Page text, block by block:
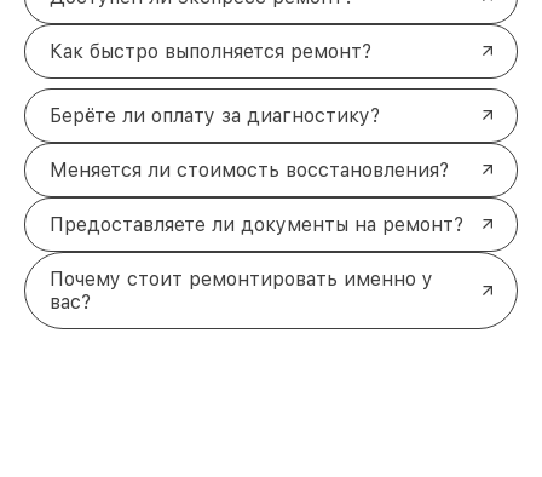
Как быстро выполняется ремонт?
Берёте ли оплату за диагностику?
Меняется ли стоимость восстановления?
Предоставляете ли документы на ремонт?
Почему стоит ремонтировать именно у
вас?